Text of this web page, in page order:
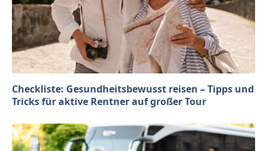
Checkliste: Gesundheitsbewusst reisen – Tipps und
Tricks für aktive Rentner auf großer Tour